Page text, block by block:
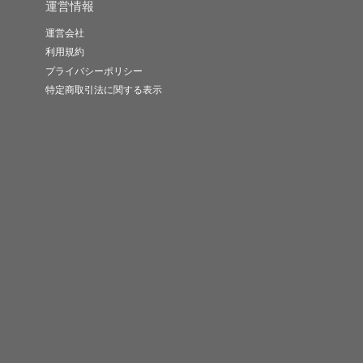
運営情報
運営会社
利用規約
プライバシーポリシー
特定商取引法に関する表示